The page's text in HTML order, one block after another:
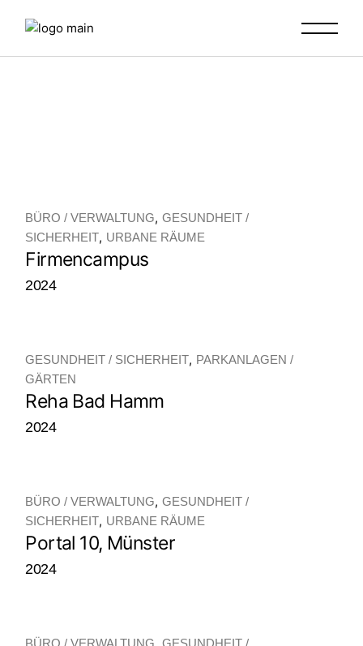
BÜRO / VERWALTUNG
GESUNDHEIT /
SICHERHEIT URBANE RÄUME
Firmencampus
2024
GESUNDHEIT / SICHERHEIT PARKANLAGEN /
GÄRTEN
Reha Bad Hamm
2024
BÜRO / VERWALTUNG
GESUNDHEIT /
SICHERHEIT URBANE RÄUME
Portal 10, Münster
2024
BÜRO / VERWALTUNG
GESUNDHEIT /